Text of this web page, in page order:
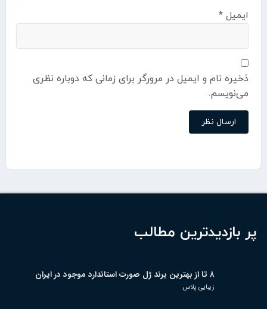
ایمیل*
ذخیره نام و ایمیل در مرورگر برای زمانی که دوباره نظری
می‌نویسم.
پر بازدیدترین مطالب
۸ تا از بهترین برند ژل صورت استاندارد موجود در ایران
زیبایی پلاس